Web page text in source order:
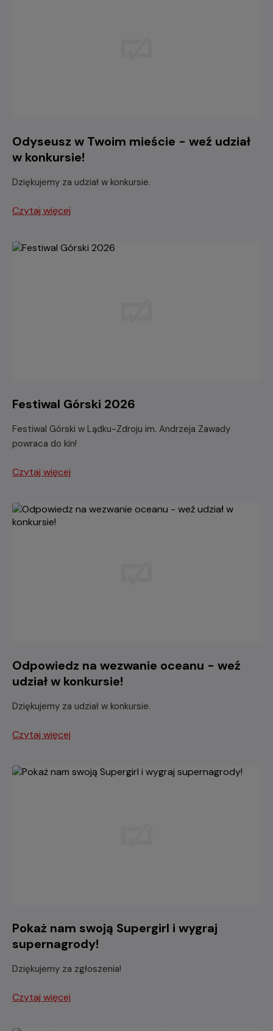
Odyseusz w Twoim mieście - weź udział
w konkursie!
Dziękujemy za udział w konkursie.
Czytaj więcej
Festiwal Górski 2026
Festiwal Górski w Lądku-Zdroju im. Andrzeja Zawady
powraca do kin!
Czytaj więcej
Odpowiedz na wezwanie oceanu - weź
udział w konkursie!
Dziękujemy za udział w konkursie.
Czytaj więcej
Pokaż nam swoją Supergirl i wygraj
supernagrody!
Dziękujemy za zgłoszenia!
Czytaj więcej